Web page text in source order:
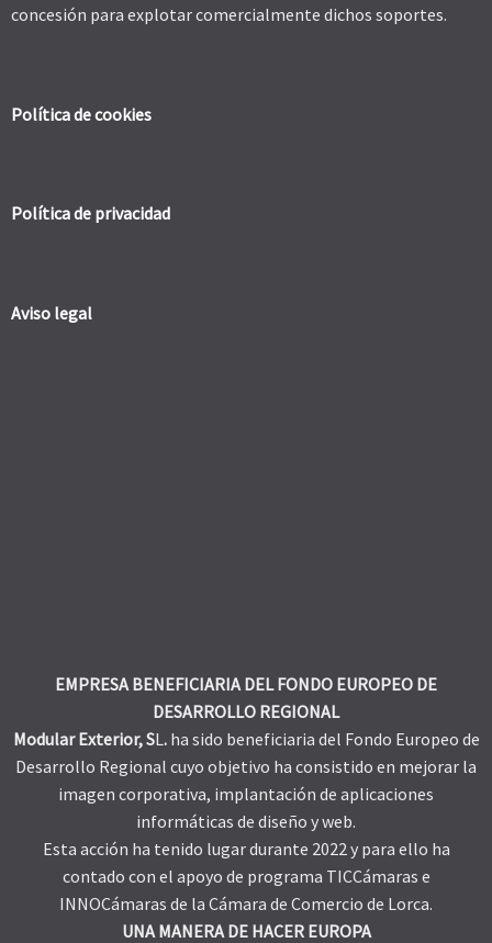
concesión para explotar comercialmente dichos soportes.
Política de cookies
Política de privacidad
Aviso legal
EMPRESA BENEFICIARIA DEL FONDO EUROPEO DE
DESARROLLO REGIONAL
Modular Exterior, SL.ha sido beneficiaria del Fondo Europeo de
Desarrollo Regional cuyo objetivo ha consistido en mejorar la
imagen corporativa, implantación de aplicaciones
informáticas de diseño y web.
Esta acción ha tenido lugar durante 2022 y para ello ha
contado con el apoyo de programa TICCámaras e
INNOCámaras de la Cámara de Comercio de Lorca.
UNA MANERA DE HACER EUROPA